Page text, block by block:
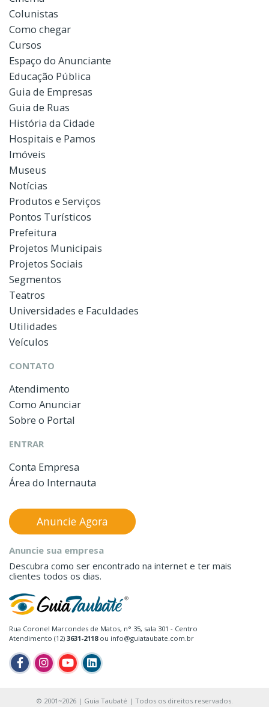
Colunistas
Como chegar
Cursos
Espaço do Anunciante
Educação Pública
Guia de Empresas
Guia de Ruas
História da Cidade
Hospitais e Pamos
Imóveis
Museus
Notícias
Produtos e Serviços
Pontos Turísticos
Prefeitura
Projetos Municipais
Projetos Sociais
Segmentos
Teatros
Universidades e Faculdades
Utilidades
Veículos
CONTATO
Atendimento
Como Anunciar
Sobre o Portal
ENTRAR
Conta Empresa
Área do Internauta
Rua Coronel Marcondes de Matos, n° 35, sala 301 - Centro
Atendimento (12) 3631-2118ou info@guiataubate.com.br
Anuncie sua empresa
Descubra como ser encontrado na internet e ter mais
clientes todos os dias.
Anuncie Agora
© 2001~2026 | Guia Taubaté | Todos os direitos reservados.